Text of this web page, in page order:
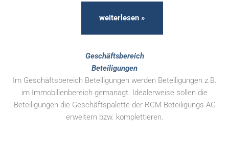
weiterlesen »
Geschäftsbereich
Beteiligungen
Im Geschäftsbereich Beteiligungen werden Beteiligungen z.B.
im Immobilienbereich gemanagt. Idealerweise sollen die
Beteiligungen die Geschäftspalette der RCM Beteiligungs AG
erweitern bzw. komplettieren.